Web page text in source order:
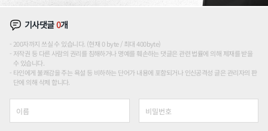
기사댓글0개
200자까지 쓰실 수 있습니다. (현재 0 byte / 최대 400byte)
저작권 등 다른 사람의 권리를 침해하거나 명예를 훼손하는 댓글은 관련 법률에 의해 제재를 받을
수 있습니다.
타인에게 불쾌감을 주는 욕설 등 비하하는 단어가 내용에 포함되거나 인신공격성 글은 관리자의 판
단에 의해 삭제 합니다.